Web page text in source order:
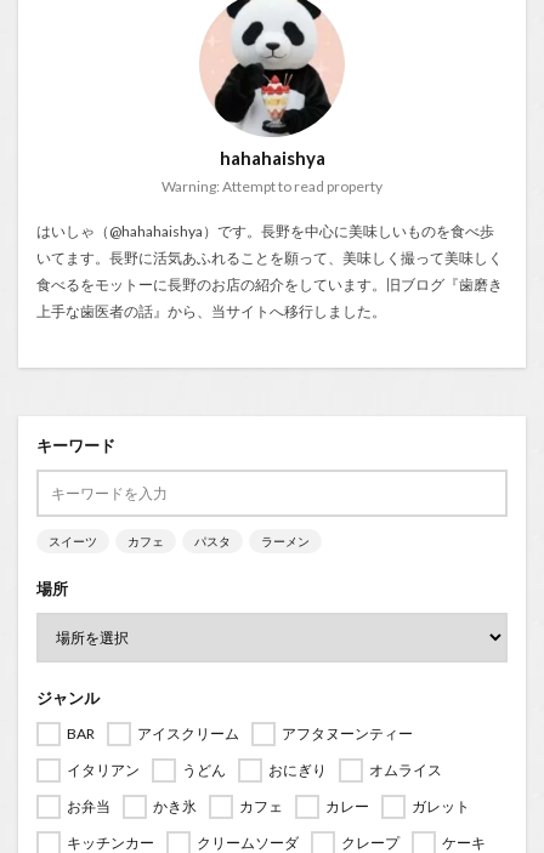
hahahaishya
Warning: Attempt to read property
はいしゃ（@hahahaishya）です。長野を中心に美味しいものを食べ歩
いてます。長野に活気あふれることを願って、美味しく撮って美味しく
食べるをモットーに長野のお店の紹介をしています。旧ブログ『歯磨き
上手な歯医者の話 』から、当サイトへ移行しました。
キーワード
スイーツ カフェ パスタ ラーメン
場所
ジャンル
BAR アイスクリーム
アフタヌーンティー
イタリアン
うどん おにぎり
オムライス
お弁当
かき氷 カフェ カレー
ガレット
キッチンカー
クリームソーダ クレープ
ケーキ